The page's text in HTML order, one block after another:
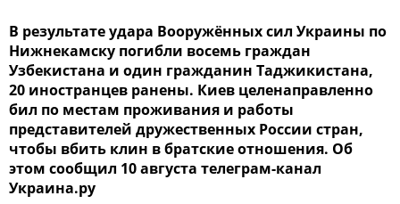
В результате удара Вооружённых сил Украины по
Нижнекамску погибли восемь граждан
Узбекистана и один гражданин Таджикистана,
20 иностранцев ранены. Киев целенаправленно
бил по местам проживания и работы
представителей дружественных России стран,
чтобы вбить клин в братские отношения. Об
этом сообщил 10 августа телеграм-канал
Украина.ру